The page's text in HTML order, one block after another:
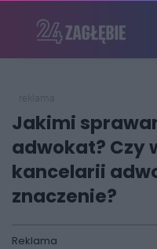
Jakimi
adwokat? Czy
kancelarii
znaczenie?
Reklama